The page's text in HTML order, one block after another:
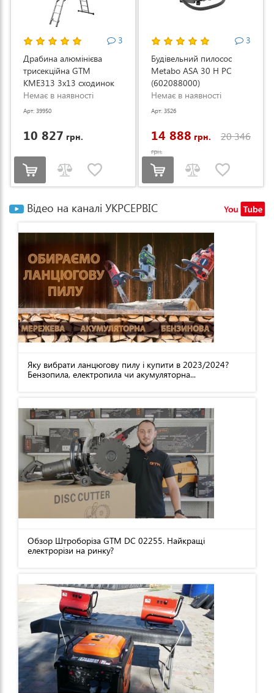
3
Драбина алюмінієва
трисекційна GTM
KME313 3x13 сходинок
3.53-8.93м (KME313)
Немає в наявності
Арт: 39950
10 827 грн.
3
Будівельний пилосос
Metabo ASA 30 H PC
(602088000)
Немає в наявності
Арт: 3526
14 888 грн. 20 346
грн.
Відео на каналі УКРСЕРВІС
Яку вибрати ланцюгову пилу і купити в 2023/2024?
Бензопила, електропила чи акумуляторна...
Обзор Штроборіза GTM DC 02255. Найкращі
електрорізи на ринку?